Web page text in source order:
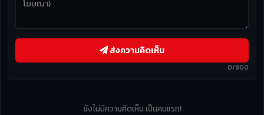
0/800
ส่งความคิดเห็น
ยังไม่มีความคิดเห็น เป็นคนแรก!